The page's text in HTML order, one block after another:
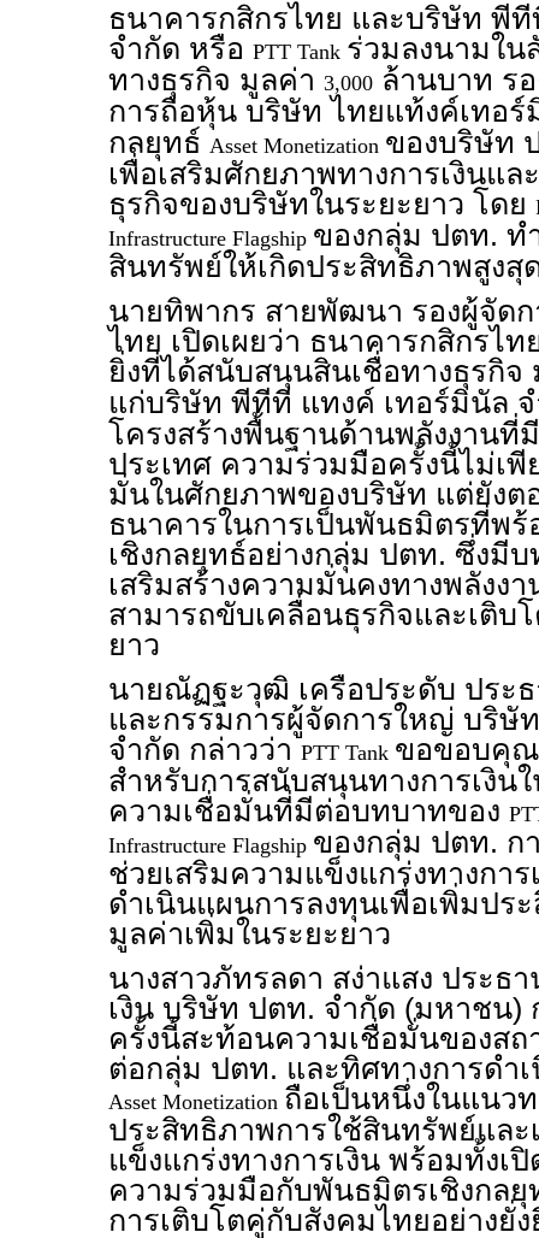
ธนาคารกสิกรไทย และบริษัท พี
จำกัด หรือ PTT Tank ร่วมลงนามใ
ทางธุรกิจ มูลค่า 3,000 ล้านบาท ร
การถือหุ้น บริษัท ไทยแท้งค์เทอร์
กลยุทธ์ Asset Monetization ของบริษัท
เพื่อเสริมศักยภาพทางการเงินแล
ธุรกิจของบริษัทในระยะยาว โดย
Infrastructure Flagship ของกลุ่ม ปตท. ท
สินทรัพย์ให้เกิดประสิทธิภาพสูงสุ
นายทิพากร สายพัฒนา รองผู้จัด
ไทย เปิดเผยว่า ธนาคารกสิกรไ
ยิ่งที่ได้สนับสนุนสินเชื่อทางธุรกิ
แก่บริษัท พีทีที แทงค์ เทอร์มินัล
โครงสร้างพื้นฐานด้านพลังงาน
ประเทศ ความร่วมมือครั้งนี้ไม่เพี
มั่นในศักยภาพของบริษัท แต่ยังต
ธนาคารในการเป็นพันธมิตรที่พ
เชิงกลยุทธ์อย่างกลุ่ม ปตท. ซึ่งมี
เสริมสร้างความมั่นคงทางพลังง
สามารถขับเคลื่อนธุรกิจและเติบ
ยาว
นายณัฏฐะวุฒิ เครือประดับ ประ
และกรรมการผู้จัดการใหญ่ บริษั
จำกัด กล่าวว่าPTT Tank ขอขอบคุณ
สำหรับการสนับสนุนทางการเงิน
ความเชื่อมั่นที่มีต่อบทบาทของ
Infrastructure Flagship ของกลุ่ม ปตท. ก
ช่วยเสริมความแข็งแกร่งทางกา
ดำเนินแผนการลงทุนเพื่อเพิ่มปร
มูลค่าเพิ่มในระยะยาว
นางสาวภัทรลดา สง่าแสง ประธ
เงิน บริษัท ปตท. จำกัด (มหาชน)
ครั้งนี้สะท้อนความเชื่อมั่นของส
ต่อกลุ่ม ปตท. และทิศทางการดำ
Asset Monetization ถือเป็นหนึ่งในแนว
ประสิทธิภาพการใช้สินทรัพย์และ
แข็งแกร่งทางการเงิน พร้อมทั้งเ
ความร่วมมือกับพันธมิตรเชิงกลยุ
การเติบโตคู่กับสังคมไทยอย่างยั่